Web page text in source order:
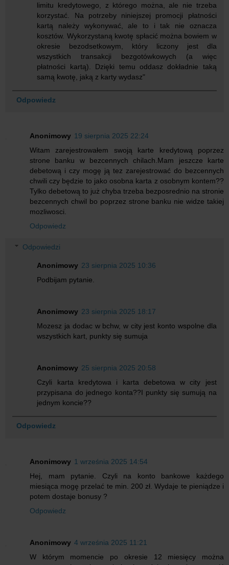
limitu kredytowego, z którego można, ale nie trzeba
korzystać. Na potrzeby niniejszej promocji płatności
kartą należy wykonywać, ale to i tak nie oznacza
kosztów. Wykorzystaną kwotę spłacić można bowiem w
okresie bezodsetkowym, który liczony jest dla
wszystkich transakcji bezgotówkowych (a więc
płatności kartą). Dzięki temu oddasz dokładnie taką
samą kwotę, jaką z karty wydasz"
Odpowiedz
Anonimowy 19 sierpnia 2025 22:24
Witam zarejestrowałem swoją karte kredytową poprzez
strone banku w bezcennych chilach.Mam jeszcze karte
debetową i czy mogę ją tez zarejestrować do bezcennych
chwili czy będzie to jako osobna karta z osobnym kontem??
Tylko debetową to już chyba trzeba bezposrednio na stronie
bezcennych chwil bo poprzez strone banku nie widze takiej
mozliwosci.
Odpowiedz
Odpowiedzi
Anonimowy 23 sierpnia 2025 10:36
Podbijam pytanie.
Anonimowy 23 sierpnia 2025 18:17
Mozesz ja dodac w bchw, w city jest konto wspolne dla
wszystkich kart, punkty się sumuja
Anonimowy 25 sierpnia 2025 20:58
Czyli karta kredytowa i karta debetowa w city jest
przypisana do jednego konta??I punkty się sumują na
jednym koncie??
Odpowiedz
Anonimowy 1 września 2025 14:54
Hej, mam pytanie. Czyli na konto bankowe każdego
miesiąca mogę przelać te min. 200 zł. Wydaje te pieniądze i
potem dostaje bonusy ?
Odpowiedz
Anonimowy 4 września 2025 11:21
W którym momencie po okresie 12 miesięcy można